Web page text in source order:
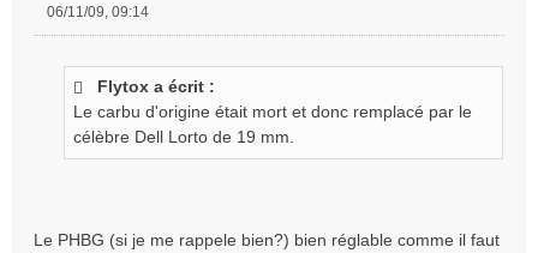
l
06/11/09, 09:14
Flytox a écrit :
Le carbu d'origine était mort et donc remplacé par le
célèbre Dell Lorto de 19 mm.
Le PHBG (si je me rappele bien?) bien réglable comme il faut